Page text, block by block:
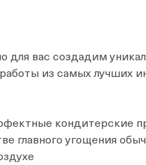
для вас создадим
из самых лучших
кондитерские
главного угощения